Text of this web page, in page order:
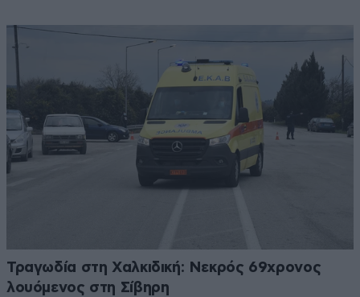
Τραγωδία στη Χαλκιδική: Νεκρός 69χρονος
λουόμενος στη Σίβηρη